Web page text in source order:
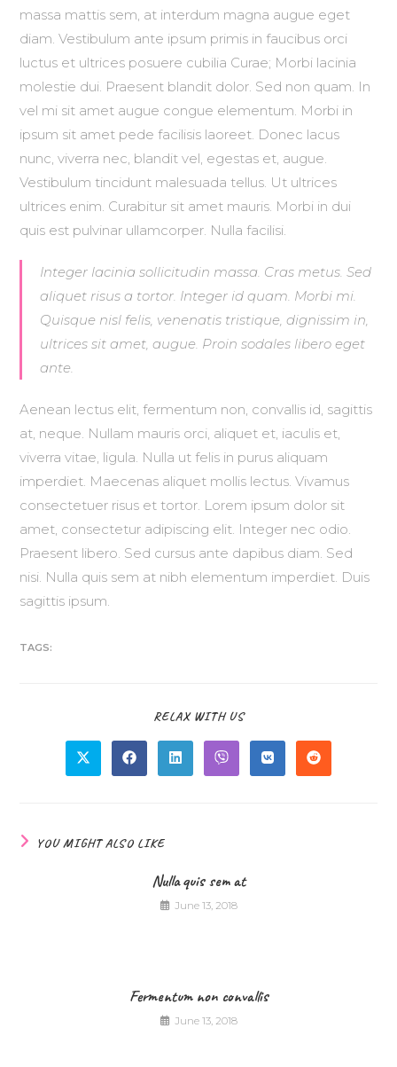
massa mattis sem, at interdum magna augue eget
diam. Vestibulum ante ipsum primis in faucibus orci
luctus et ultrices posuere cubilia Curae; Morbi lacinia
molestie dui. Praesent blandit dolor. Sed non quam. In
vel mi sit amet augue congue elementum. Morbi in
ipsum sit amet pede facilisis laoreet. Donec lacus
nunc, viverra nec, blandit vel, egestas et, augue.
Vestibulum tincidunt malesuada tellus. Ut ultrices
ultrices enim. Curabitur sit amet mauris. Morbi in dui
quis est pulvinar ullamcorper. Nulla facilisi.
Integer lacinia sollicitudin massa. Cras metus. Sed
aliquet risus a tortor. Integer id quam. Morbi mi.
Quisque nisl felis, venenatis tristique, dignissim in,
ultrices sit amet, augue. Proin sodales libero eget
ante.
Aenean lectus elit, fermentum non, convallis id, sagittis
at, neque. Nullam mauris orci, aliquet et, iaculis et,
viverra vitae, ligula. Nulla ut felis in purus aliquam
imperdiet. Maecenas aliquet mollis lectus. Vivamus
consectetuer risus et tortor. Lorem ipsum dolor sit
amet, consectetur adipiscing elit. Integer nec odio.
Praesent libero. Sed cursus ante dapibus diam. Sed
nisi. Nulla quis sem at nibh elementum imperdiet. Duis
sagittis ipsum.
TAGS:
RELAX WITH US
YOU MIGHT ALSO LIKE
Nulla quis sem at
June 13, 2018
Fermentum non convallis
June 13, 2018